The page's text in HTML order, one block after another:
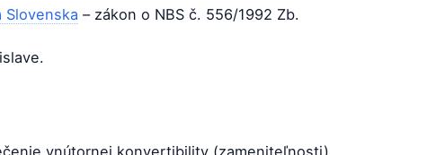
Slovenska – zákon o NBS č. 556/1992 Zb.
vnútornej konvertibility (zameniteľnosti)